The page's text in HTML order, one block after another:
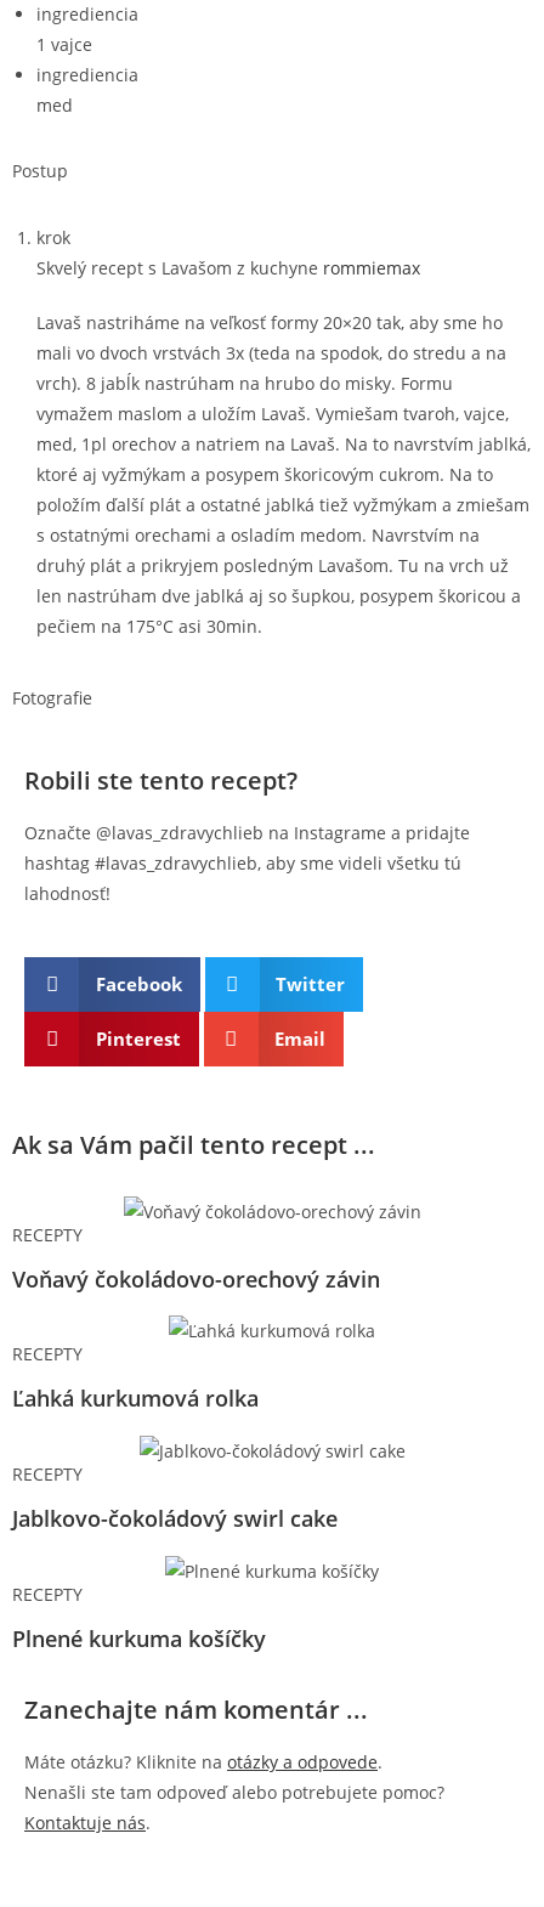
ingrediencia
1 vajce
ingrediencia
med
Postup
krok
Skvelý recept s Lavašom z kuchyne rommiemax
Lavaš nastriháme na veľkosť formy 20×20 tak, aby sme ho
mali vo dvoch vrstvách 3x (teda na spodok, do stredu a na
vrch). 8 jabĺk nastrúham na hrubo do misky. Formu
vymažem maslom a uložím Lavaš. Vymiešam tvaroh, vajce,
med, 1pl orechov a natriem na Lavaš. Na to navrstvím jablká,
ktoré aj vyžmýkam a posypem škoricovým cukrom. Na to
položím ďalší plát a ostatné jablká tiež vyžmýkam a zmiešam
s ostatnými orechami a osladím medom. Navrstvím na
druhý plát a prikryjem posledným Lavašom. Tu na vrch už
len nastrúham dve jablká aj so šupkou, posypem škoricou a
pečiem na 175°C asi 30min.
Fotografie
Robili ste tento recept?
Označte @lavas_zdravychlieb na Instagrame a pridajte
hashtag #lavas_zdravychlieb, aby sme videli všetku tú
lahodnosť!
Facebook Twitter
Pinterest Email
Ak sa Vám pačil tento recept ...
RECEPTY
Voňavý čokoládovo-orechový závin
RECEPTY
Ľahká kurkumová rolka
RECEPTY
Jablkovo-čokoládový swirl cake
RECEPTY
Plnené kurkuma košíčky
Zanechajte nám komentár ...
Máte otázku? Kliknite na otázky a odpovede.
Nenašli ste tam odpoveď alebo potrebujete pomoc?
Kontaktuje nás.